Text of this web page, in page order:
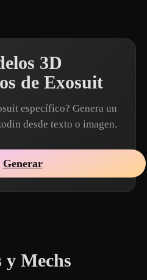
3D
de Exosuit
específico? Genera un
desde texto o imagen.
Generar
y Mechs